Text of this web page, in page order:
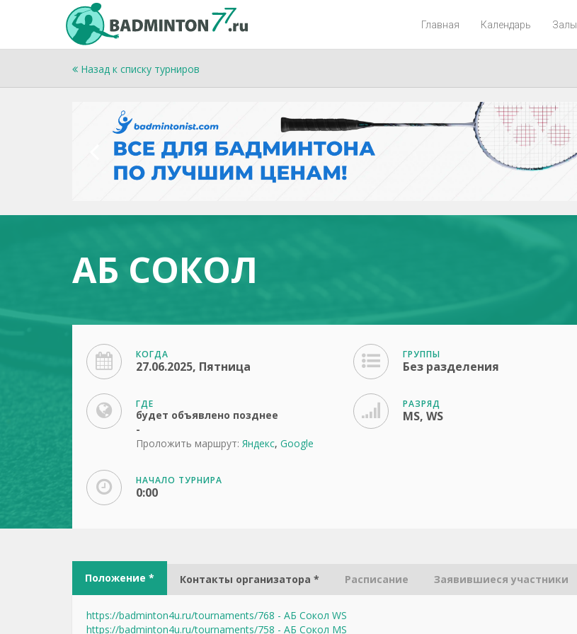
Главная Календарь Залы
Назад к списку турниров
АБ СОКОЛ
КОГДА
27.06.2025, Пятница
ГДЕ
будет объявлено позднее
-
Проложить маршрут: Яндекс, Google
НАЧАЛО ТУРНИРА
0:00
ГРУППЫ
Без разделения
РАЗРЯД
MS, WS
Положение * Контакты организатора * Расписание Заявившиеся участники
https://badminton4u.ru/tournaments/768 - АБ Сокол WS
https://badminton4u.ru/tournaments/758 - АБ Сокол MS